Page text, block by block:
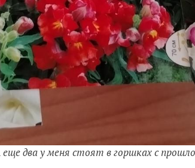
два у меня стоят в горшках c